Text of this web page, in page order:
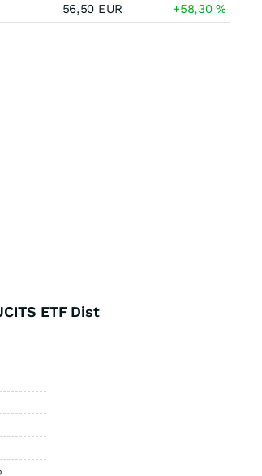
56,50 EUR +58,30%
ETF Dist